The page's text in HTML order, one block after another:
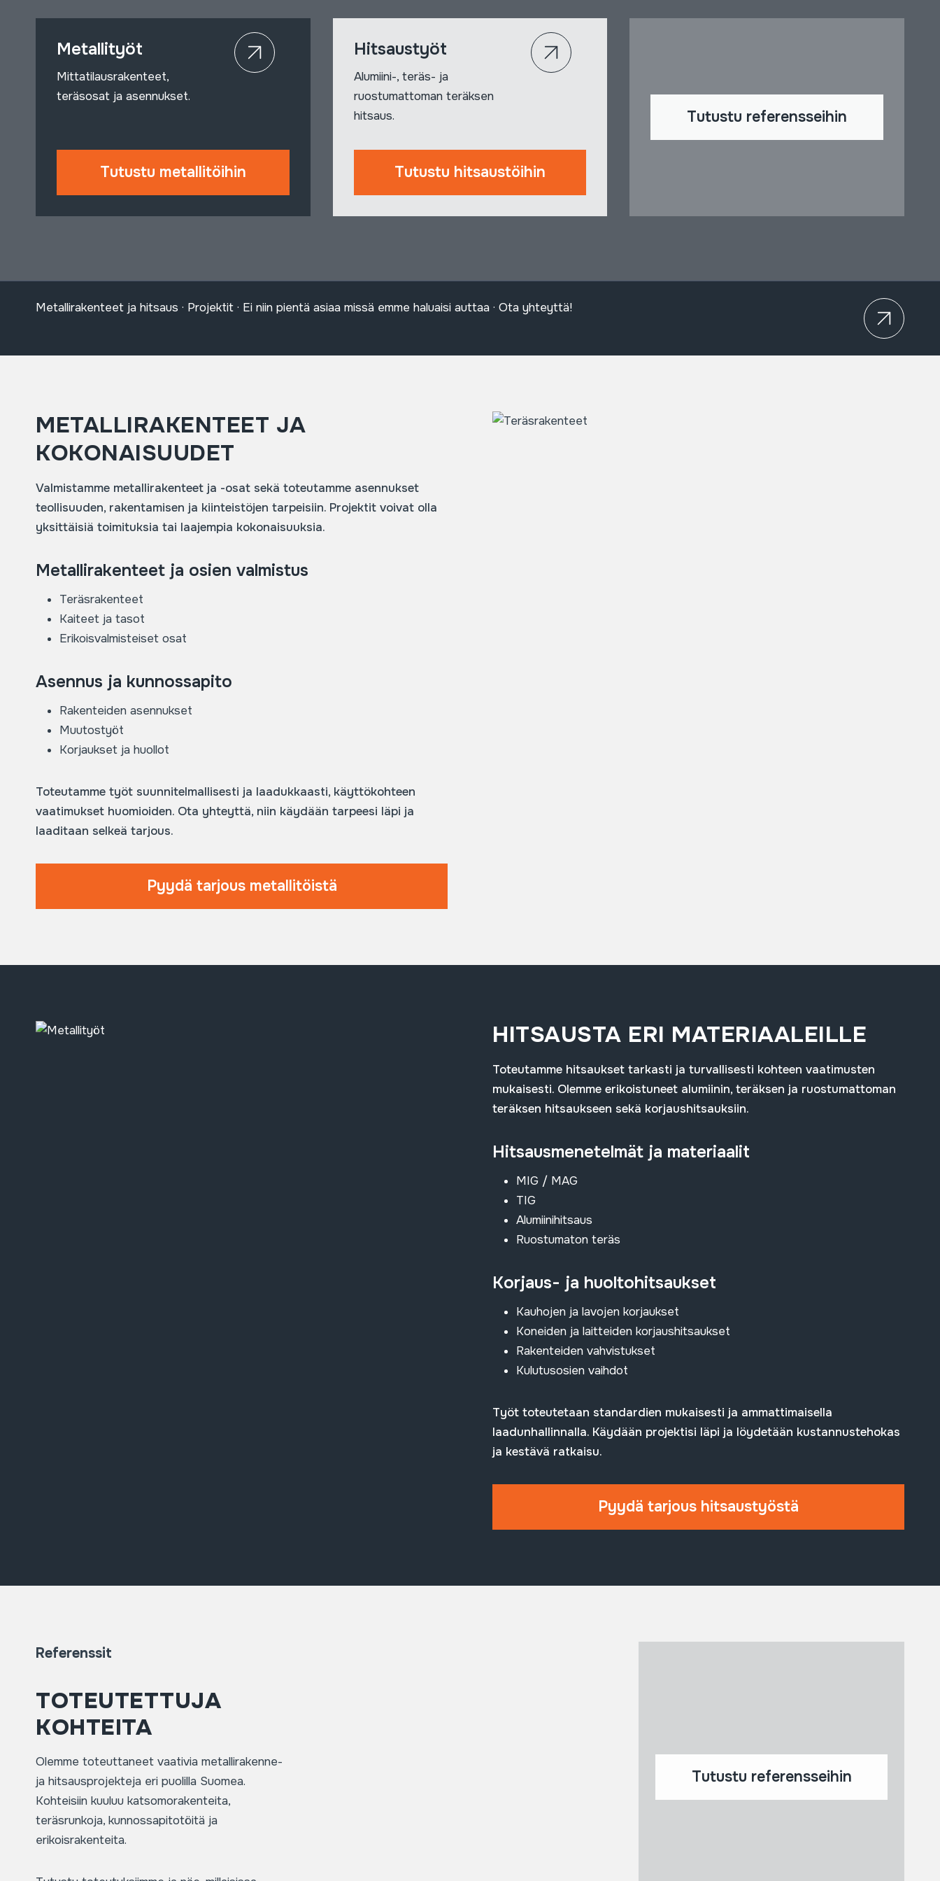
Metallityöt
Mittatilausrakenteet,
teräsosat ja asennukset.
Tutustu metallitöihin
Hitsaustyöt
Alumiini-, teräs- ja
ruostumattoman teräksen
hitsaus.
Tutustu hitsaustöihin
Tutustu referensseihin
Metallirakenteet ja hitsaus · Projektit · Ei niin pientä asiaa missä emme haluaisi auttaa · Ota yhteyttä!
METALLIRAKENTEET JA
KOKONAISUUDET
Valmistamme metallirakenteet ja -osat sekä toteutamme asennukset
teollisuuden, rakentamisen ja kiinteistöjen tarpeisiin. Projektit voivat olla
yksittäisiä toimituksia tai laajempia kokonaisuuksia.
Metallirakenteet ja osien valmistus
Teräsrakenteet
Kaiteet ja tasot
Erikoisvalmisteiset osat
Asennus ja kunnossapito
Rakenteiden asennukset
Muutostyöt
Korjaukset ja huollot
Toteutamme työt suunnitelmallisesti ja laadukkaasti, käyttökohteen
vaatimukset huomioiden. Ota yhteyttä, niin käydään tarpeesi läpi ja
laaditaan selkeä tarjous.
Pyydä tarjous metallitöistä
HITSAUSTA ERI MATERIAALEILLE
Toteutamme hitsaukset tarkasti ja turvallisesti kohteen vaatimusten
mukaisesti. Olemme erikoistuneet alumiinin, teräksen ja ruostumattoman
teräksen hitsaukseen sekä korjaushitsauksiin.
Hitsausmenetelmät ja materiaalit
MIG / MAG
TIG
Alumiinihitsaus
Ruostumaton teräs
Korjaus- ja huoltohitsaukset
Kauhojen ja lavojen korjaukset
Koneiden ja laitteiden korjaushitsaukset
Rakenteiden vahvistukset
Kulutusosien vaihdot
Työt toteutetaan standardien mukaisesti ja ammattimaisella
laadunhallinnalla. Käydään projektisi läpi ja löydetään kustannustehokas
ja kestävä ratkaisu.
Pyydä tarjous hitsaustyöstä
Referenssit
TOTEUTETTUJA
KOHTEITA
Olemme toteuttaneet vaativia metallirakenne-
ja hitsausprojekteja eri puolilla Suomea.
Kohteisiin kuuluu katsomorakenteita,
teräsrunkoja, kunnossapitotöitä ja
erikoisrakenteita.
Tutustu referensseihin